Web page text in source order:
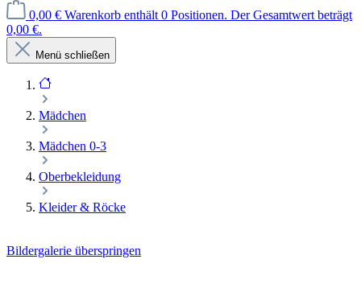
0,00 € Warenkorb enthält 0 Positionen. Der Gesamtwert beträgt
0,00 €.
Menü schließen
Mädchen
Mädchen 0-3
Oberbekleidung
Kleider & Röcke
Bildergalerie überspringen